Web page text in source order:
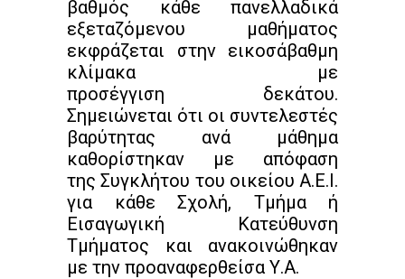
βαθμός κάθε πανελλαδικά
εξεταζόμενου μαθήματος
εκφράζεται στην εικοσάβαθμη
κλίμακα με
προσέγγιση δεκάτου.
Σημειώνεται ότι οι συντελεστές
βαρύτητας ανά μάθημα
καθορίστηκαν με απόφαση
της Συγκλήτου του οικείου Α.Ε.Ι.
για κάθε Σχολή, Τμήμα ή
Εισαγωγική Κατεύθυνση
Τμήματος και ανακοινώθηκαν
με την προαναφερθείσα Υ.Α.